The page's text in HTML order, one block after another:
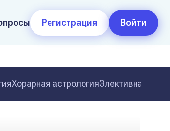
Регистрация Войти
Хорарная астрологияЭлективная